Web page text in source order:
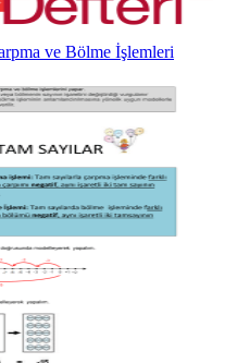
ve Bölme İşlemleri